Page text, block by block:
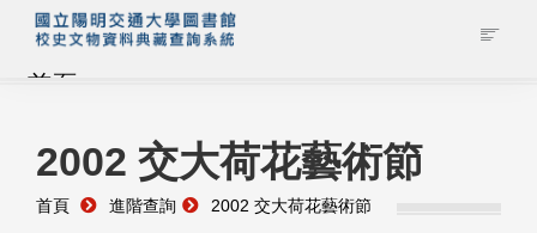
首頁
藏品查詢
校史館簡介
2002 交大荷花藝術節
首頁 進階查詢 2002 交大荷花藝術節